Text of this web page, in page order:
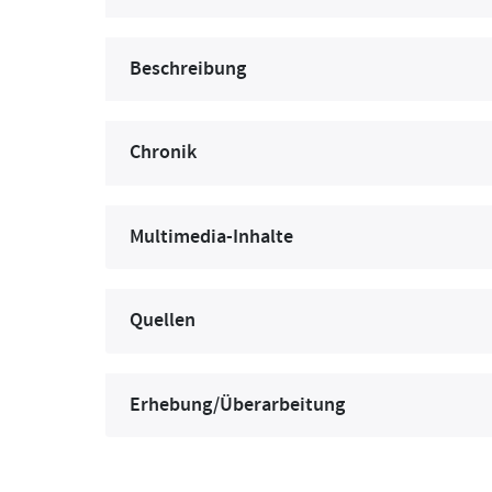
Beschreibung
Chronik
Multimedia-Inhalte
Quellen
Erhebung/Überarbeitung